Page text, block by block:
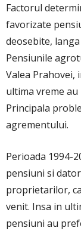
Factorul
favorizate
deosebite,
Pensiunile
Valea Prahovei,
ultima vreme au
Principala
agrementului.
Perioada 1994-
pensiuni si
proprietarilor,
venit. Insa in
pensiuni au